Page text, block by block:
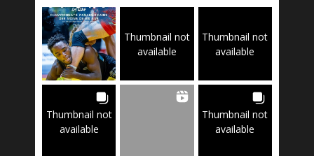
Thumbnail not
available
Thumbnail not
available
Thumbnail not
available
Thumbnail not
available